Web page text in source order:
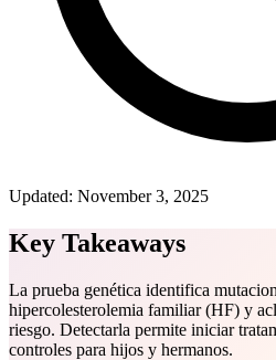
Updated: November 3, 2025
Key Takeaways
La prueba genética identifica
hipercolesterolemia familiar (HF) y
riesgo. Detectarla permite iniciar
controles para hijos y hermanos.